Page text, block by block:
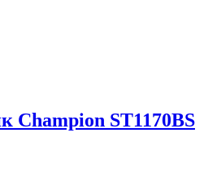
Champion ST1170BS